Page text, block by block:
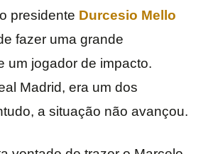
presidente Durcesio Mello
fazer uma grande
um jogador de impacto.
Madrid, era um dos
a situação não avançou.